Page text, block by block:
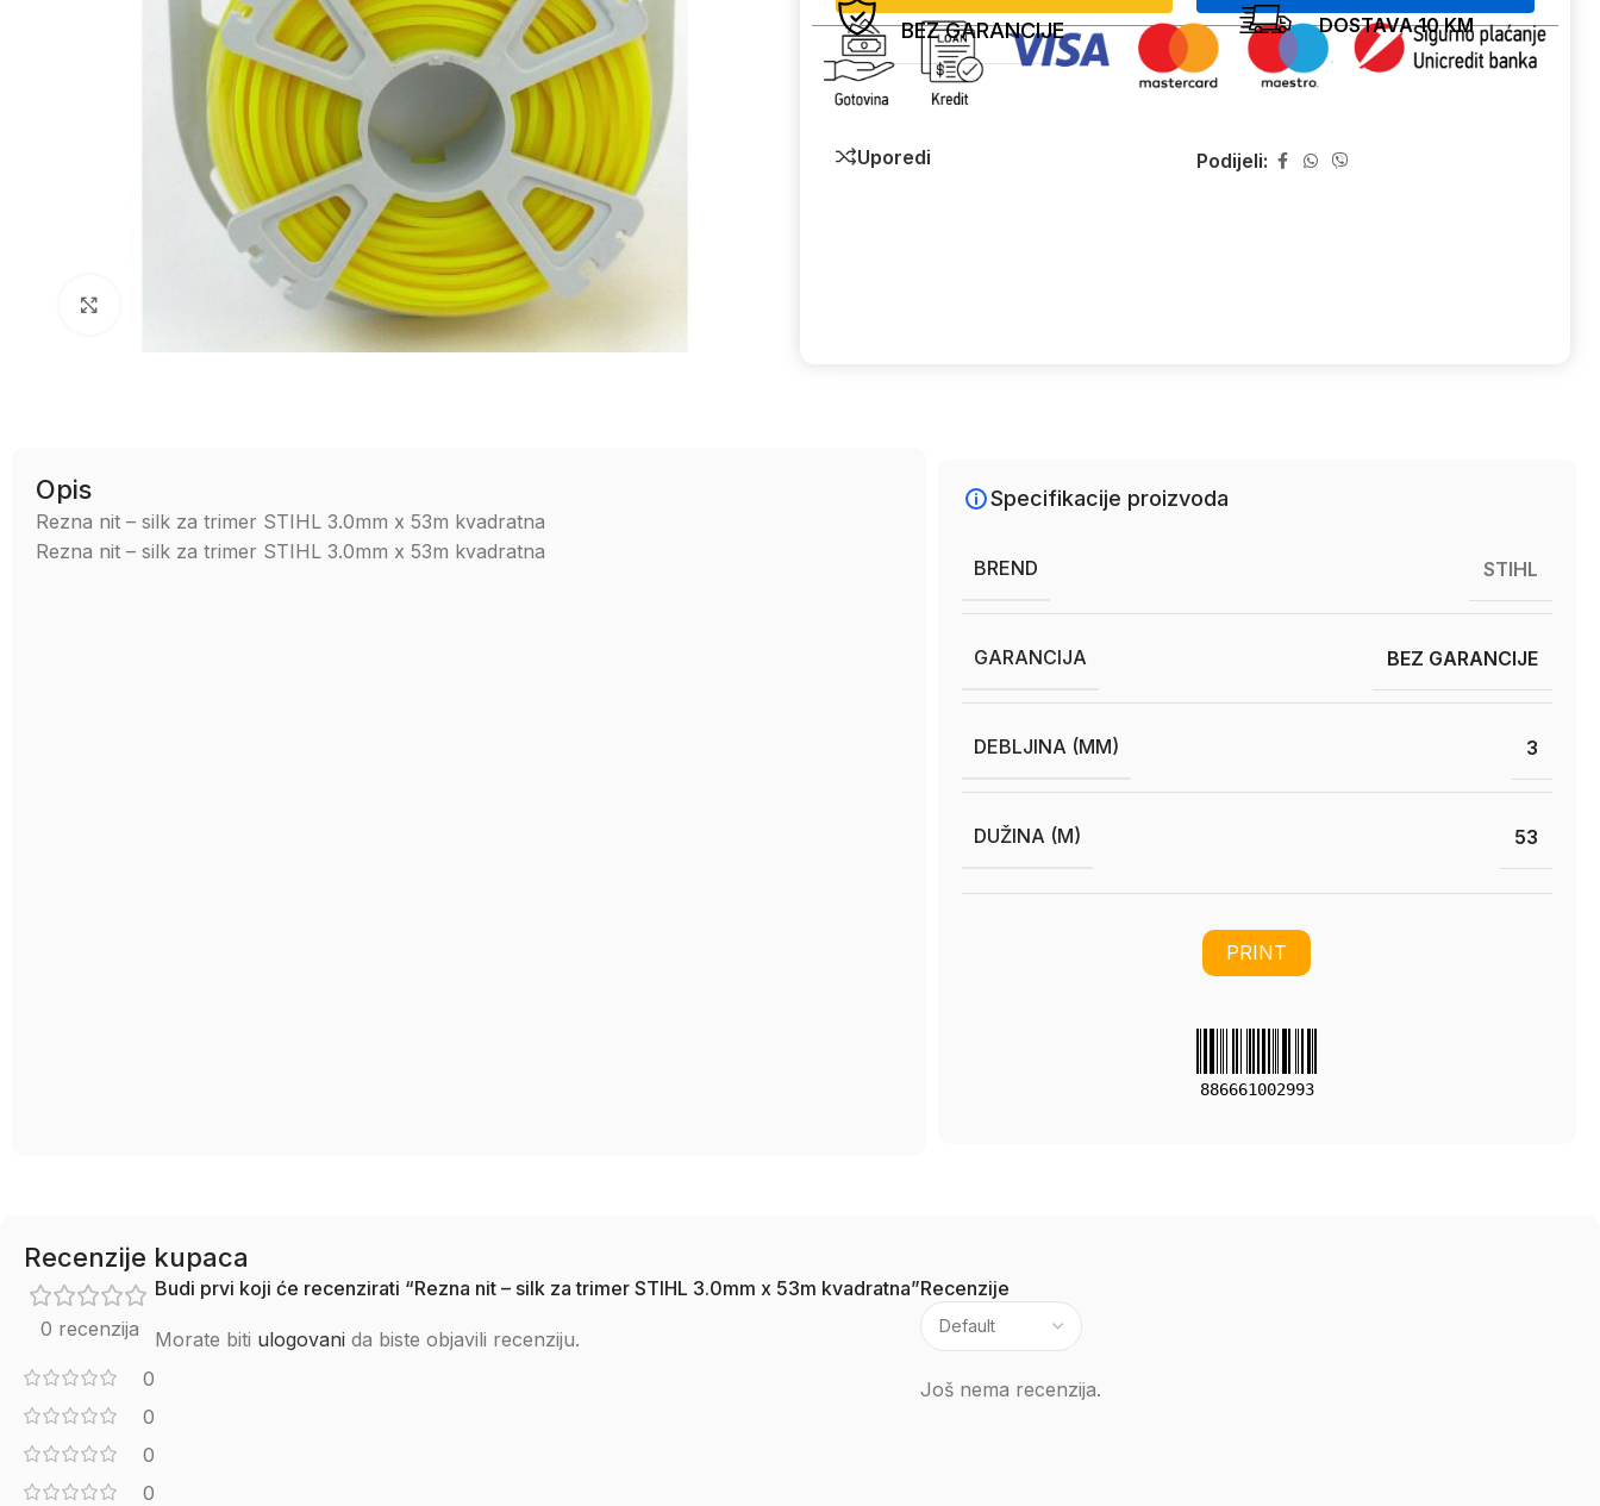
BEZ GARANCIJE DOSTAVA 10 KM
Uporedi Podijeli:
Opis
Rezna nit – silk za trimer STIHL 3.0mm x 53m kvadratna
Rezna nit – silk za trimer STIHL 3.0mm x 53m kvadratna
Specifikacije proizvoda
BREND STIHL
GARANCIJA BEZ GARANCIJE
DEBLJINA (MM) 3
DUŽINA (M) 53
PRINT
886661002993
Recenzije kupaca
0 recenzija
0
0
0
0
Recenzije
Još nema recenzija.
Budi prvi koji će recenzirati “Rezna nit – silk za trimer STIHL 3.0mm x 53m kvadratna”
Morate biti ulogovani da biste objavili recenziju.